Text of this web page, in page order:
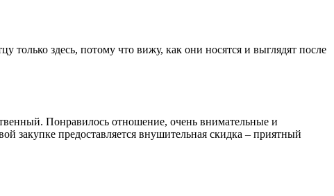
здесь, потому что вижу, как они носятся и выглядят после
Понравилось отношение, очень внимательные и
закупке предоставляется внушительная скидка – приятный